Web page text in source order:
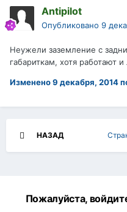
Antipilot
Опубликовано 9
Неужели заземление с
габариткам, хотя работают и
Изменено9 декабря, 2014
НАЗАД
Пожалуйста,